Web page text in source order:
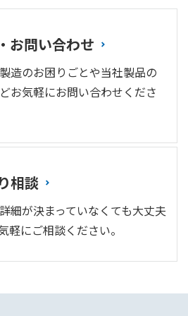
お問い合わせ
造のお困りごとや当社製品の
お気軽にお問い合わせくださ
相談
細が決まっていなくても大丈夫
軽にご相談ください。